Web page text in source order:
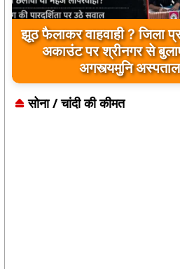
झूठ फैलाकर वाहवाही ? जिला
अकाउंट पर श्रीनगर से
अगस्त्यमुनि
सोना / चांदी की कीमत